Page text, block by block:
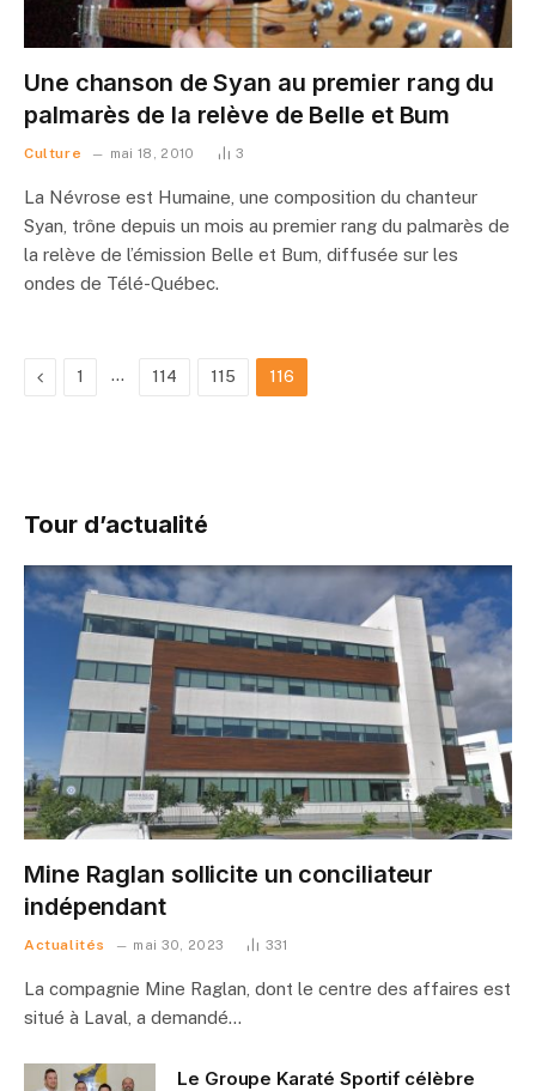
Une chanson de Syan au premier rang du
palmarès de la relève de Belle et Bum
Culture mai 18, 2010 3
La Névrose est Humaine, une composition du chanteur
Syan, trône depuis un mois au premier rang du palmarès de
la relève de l’émission Belle et Bum, diffusée sur les
ondes de Télé-Québec.
Précédent
1 … 114 115 116
Tour d’actualité
Mine Raglan sollicite un conciliateur
indépendant
Actualités mai 30, 2023 331
La compagnie Mine Raglan, dont le centre des affaires est
situé à Laval, a demandé…
Le Groupe Karaté Sportif célèbre